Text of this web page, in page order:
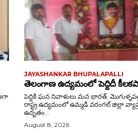
JAYASHANKAR BHUPALAPALLI
తెలంగాణ ఉద్యమంలో పెద్దిదీ
పెద్దికి ఘన నివాళులు మన భారత్, మొగుళ్ళపల్లి: ప్రత్యేక తెలంగాణ
రాష్ట్ర ఉద్యమంలో ఉమ్మడి వరంగల్ జిల్లా
ఉదృతం...
August 8, 2026